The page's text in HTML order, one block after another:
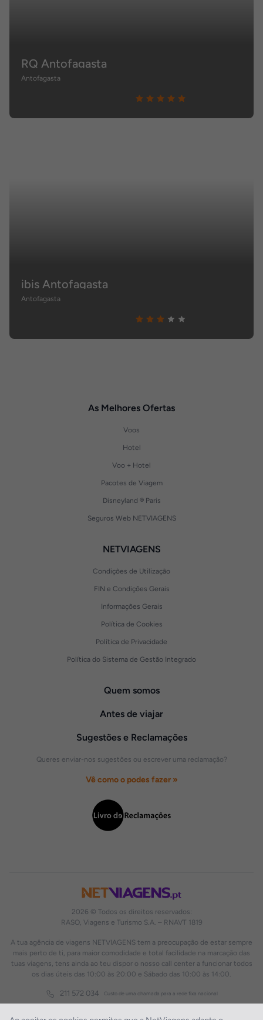
RQ Antofagasta
Antofagasta
ibis Antofagasta
Antofagasta
2026 © Todos os direitos reservados:
RASO, Viagens e Turismo S.A. – RNAVT 1819
A tua agência de viagens NETVIAGENS tem a preocupação de estar sempre
mais perto de ti, para maior comodidade e total facilidade na marcação das
tuas viagens, tens ainda ao teu dispor o nosso call center a funcionar todos
os dias úteis das 10:00 às 20:00 e Sábado das 10:00 às 14:00.
211 572 034 Custo de uma chamada para a rede fixa nacional
As Melhores Ofertas
Voos
Hotel
Voo + Hotel
Pacotes de Viagem
Disneyland ® Paris
Seguros Web NETVIAGENS
NETVIAGENS
Condições de Utilização
FIN e Condições Gerais
Informações Gerais
Política de Cookies
Política de Privacidade
Política do Sistema de Gestão Integrado
Quem somos
Antes de viajar
Sugestões e Reclamações
Queres enviar-nos sugestões ou escrever uma reclamação?
Vê como o podes fazer »